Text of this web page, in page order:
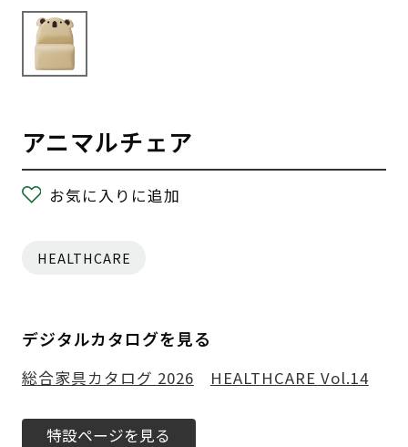
アニマルチェア
お気に入りに追加
HEALTHCARE
デジタルカタログを見る
総合家具カタログ 2026 HEALTHCARE Vol.14
特設ページを見る